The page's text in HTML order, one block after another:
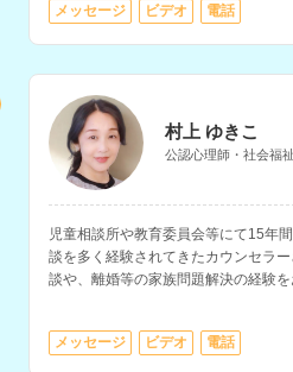
メッセージ ビデオ 電話
村上 ゆきこ
公認心理師・社会福
児童相談所や教育委員会等にて15年
談を多く経験されてきたカウンセラ
談や、離婚等の家族問題解決の経験
職場の悩み、ひきこもり、うつ等の
メッセージ ビデオ 電話